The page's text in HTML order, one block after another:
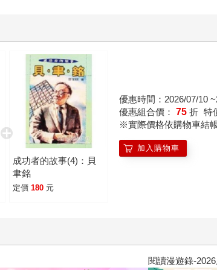
成功者的故事(4)：貝
聿銘
定價 180 元
優惠時間：2026/07/10
優惠組合價： 75 折 特
※實際價格依購物車結
加入購物車
閱讀漫遊錄-2026上半年暢銷榜